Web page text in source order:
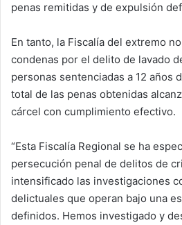
penas remitidas y de expulsión
En tanto, la Fiscalía del extremo
condenas por el delito de lavado
personas sentenciadas a 12 años
total de las penas obtenidas
cárcel con cumplimiento efectivo.
“Esta Fiscalía Regional se ha
persecución penal de delitos de
intensificado las investigaciones
delictuales que operan bajo una
definidos. Hemos investigado y